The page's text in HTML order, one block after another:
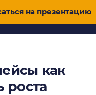
на презентацию
как
роста